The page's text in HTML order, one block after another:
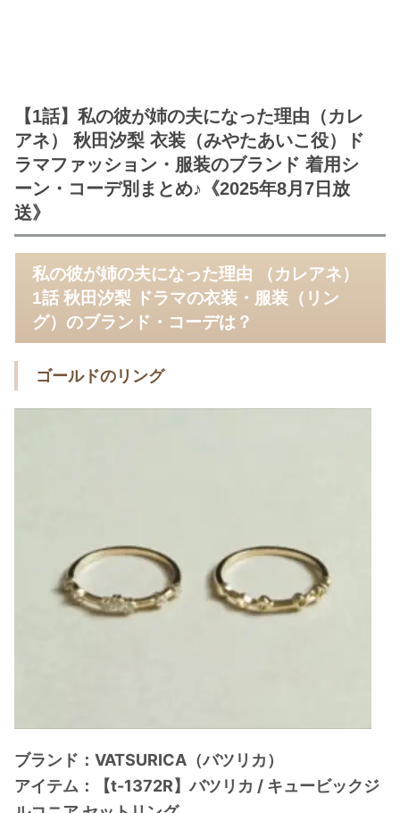
【1話】私の彼が姉の夫になった理由（カレ
アネ） 秋田汐梨 衣装（みやたあいこ役）ド
ラマファッション・服装のブランド 着用シ
ーン・コーデ別まとめ♪《2025年8月7日放
送》
私の彼が姉の夫になった理由 （カレアネ）
1話 秋田汐梨 ドラマの衣装・服装（リン
グ）のブランド・コーデは？
ゴールドのリング
ブランド：VATSURICA（バツリカ）
アイテム：【t-1372R】バツリカ / キュービックジ